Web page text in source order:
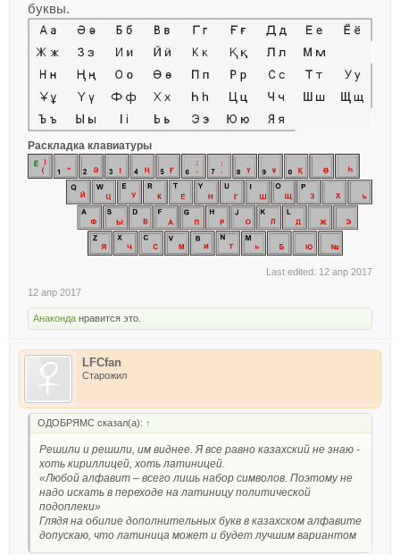
буквы.
Раскладка клавиатуры
Last edited: 12 апр 2017
12 апр 2017
Анаконда нравится это.
LFCfan
Старожил
ОДОБРЯМС сказал(а): ↑
Решили и решили, им виднее. Я все равно казахский не знаю -
хоть кириллицей, хоть латиницей.
«Любой алфавит – всего лишь набор символов. Поэтому не
надо искать в переходе на латиницу политической
подоплеки»
Глядя на обилие дополнительных букв в казахском алфавите
допускаю, что латиница может и будет лучшим вариантом